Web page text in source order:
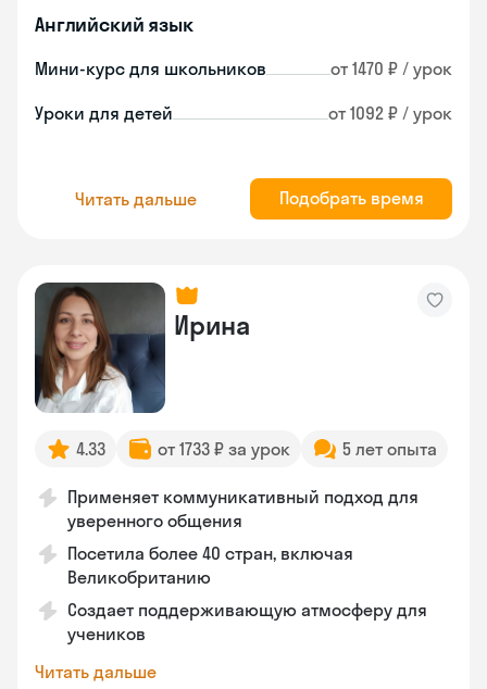
Английский язык
Мини-курс для школьников от 1470 ₽ / урок
Уроки для детей от 1092 ₽ / урок
Читать дальше Подобрать время
Ирина
4.33 от 1733 ₽ за урок 5 лет опыта
Применяет коммуникативный подход для
уверенного общения
Посетила более 40 стран, включая
Великобританию
Создает поддерживающую атмосферу для
учеников
Читать дальше